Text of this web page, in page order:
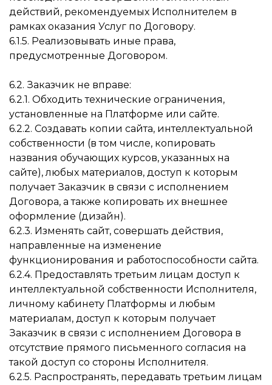
действий, рекомендуемых Исполнителем в
рамках оказания Услуг по Договору.
6.1.5. Реализовывать иные права,
предусмотренные Договором.
6.2. Заказчик не вправе:
6.2.1. Обходить технические ограничения,
установленные на Платформе или сайте.
6.2.2. Создавать копии сайта, интеллектуальной
собственности (в том числе, копировать
названия обучающих курсов, указанных на
сайте), любых материалов, доступ к которым
получает Заказчик в связи с исполнением
Договора, а также копировать их внешнее
оформление (дизайн).
6.2.3. Изменять сайт, совершать действия,
направленные на изменение
функционирования и работоспособности сайта.
6.2.4. Предоставлять третьим лицам доступ к
интеллектуальной собственности Исполнителя,
личному кабинету Платформы и любым
материалам, доступ к которым получает
Заказчик в связи с исполнением Договора в
отсутствие прямого письменного согласия на
такой доступ со стороны Исполнителя.
6.2.5. Распространять, передавать третьим лицам